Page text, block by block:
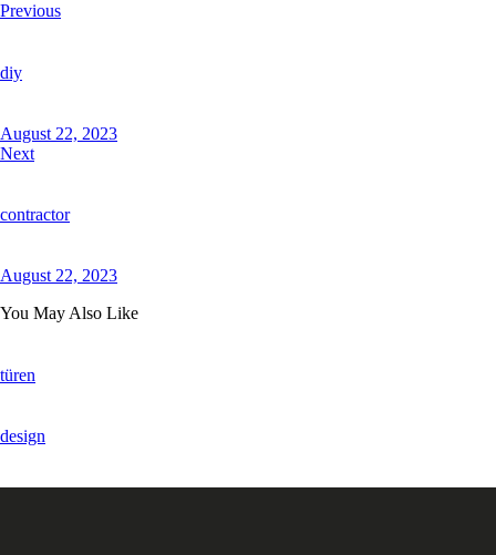
Previous
diy
August 22, 2023
Next
contractor
August 22, 2023
You May Also Like
türen
design